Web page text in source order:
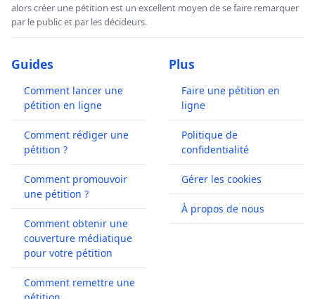
alors créer une pétition est un excellent moyen de se faire remarquer
par le public et par les décideurs.
Guides
Comment lancer une
pétition en ligne
Comment rédiger une
pétition ?
Comment promouvoir
une pétition ?
Comment obtenir une
couverture médiatique
pour votre pétition
Comment remettre une
Plus
Faire une pétition en
ligne
Politique de
confidentialité
Gérer les cookies
À propos de nous